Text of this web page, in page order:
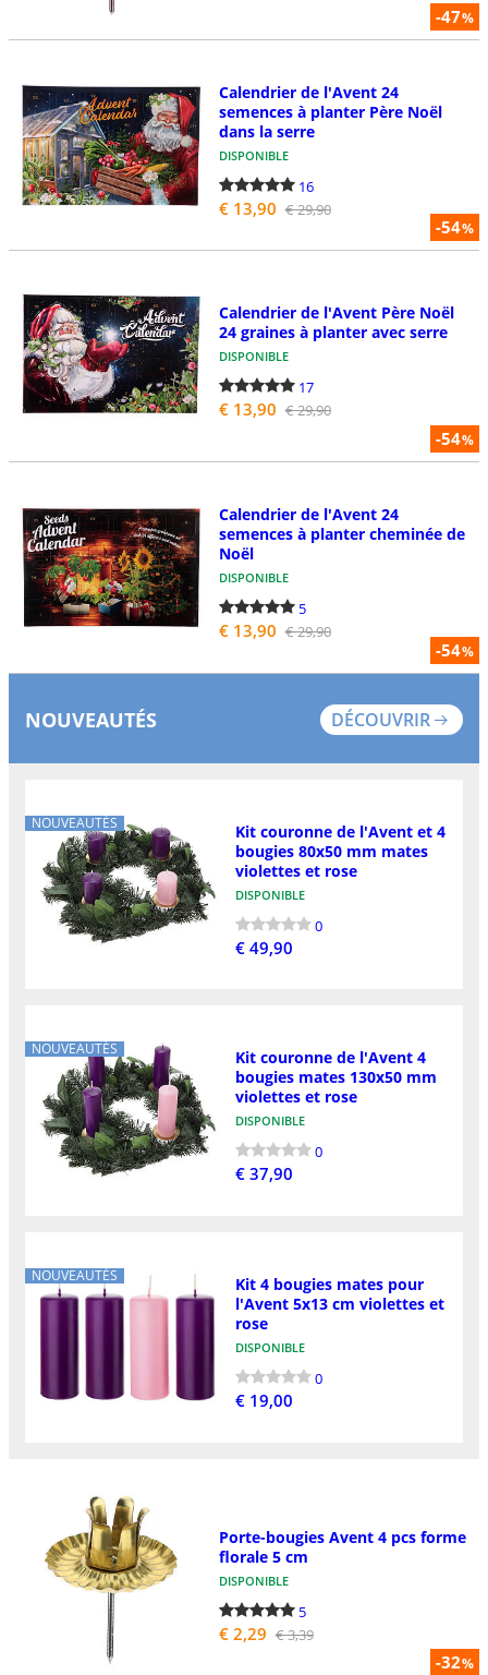
-47%
-54%
Calendrier de l'Avent 24
semences à planter Père Noël
dans la serre
DISPONIBLE
16
€ 13,90 € 29,90
-54%
Calendrier de l'Avent Père Noël
24 graines à planter avec serre
DISPONIBLE
17
€ 13,90 € 29,90
-54%
Calendrier de l'Avent 24
semences à planter cheminée de
Noël
DISPONIBLE
5
€ 13,90 € 29,90
NOUVEAUTÉS DÉCOUVRIR
NOUVEAUTÉS
Kit couronne de l'Avent et 4
bougies 80x50 mm mates
violettes et rose
DISPONIBLE
0
€ 49,90
NOUVEAUTÉS
Kit couronne de l'Avent 4
bougies mates 130x50 mm
violettes et rose
DISPONIBLE
0
€ 37,90
NOUVEAUTÉS
Kit 4 bougies mates pour
l'Avent 5x13 cm violettes et
rose
DISPONIBLE
0
€ 19,00
-32%
Porte-bougies Avent 4 pcs forme
florale 5 cm
DISPONIBLE
5
€ 2,29 € 3,39